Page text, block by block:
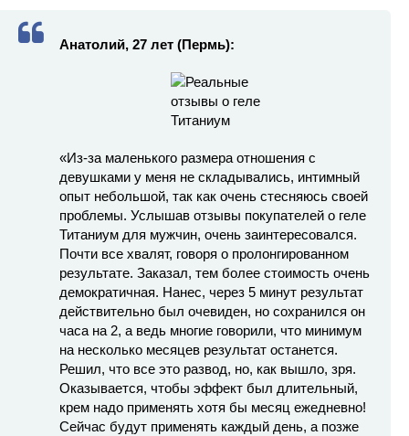
Анатолий, 27 лет (Пермь):
«Из-за маленького размера отношения с
девушками у меня не складывались, интимный
опыт небольшой, так как очень стесняюсь своей
проблемы. Услышав отзывы покупателей о геле
Титаниум для мужчин, очень заинтересовался.
Почти все хвалят, говоря о пролонгированном
результате. Заказал, тем более стоимость очень
демократичная. Нанес, через 5 минут результат
действительно был очевиден, но сохранился он
часа на 2, а ведь многие говорили, что минимум
на несколько месяцев результат останется.
Решил, что все это развод, но, как вышло, зря.
Оказывается, чтобы эффект был длительный,
крем надо применять хотя бы месяц ежедневно!
Сейчас будут применять каждый день, а позже